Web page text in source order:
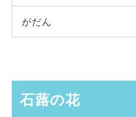
がだん
石蕗の花